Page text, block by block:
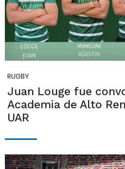
RUGBY
Juan Louge fue
Academia de Alto
UAR